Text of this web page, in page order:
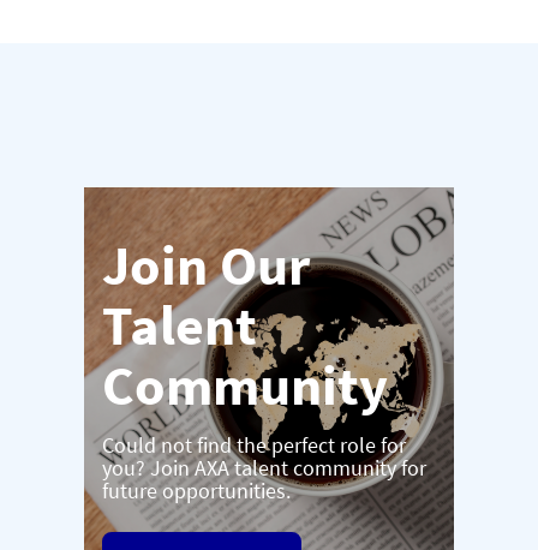
Join Our
Talent
Community
Could not find the perfect role for
you? Join AXA talent community for
future opportunities.